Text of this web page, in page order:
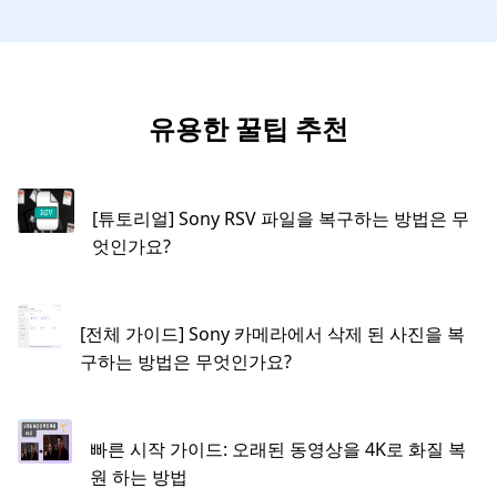
유용한 꿀팁 추천
[튜토리얼] Sony RSV 파일을 복구하는 방법은 무
엇인가요?
[전체 가이드] Sony 카메라에서 삭제 된 사진을 복
구하는 방법은 무엇인가요?
빠른 시작 가이드: 오래된 동영상을 4K로 화질 복
원 하는 방법